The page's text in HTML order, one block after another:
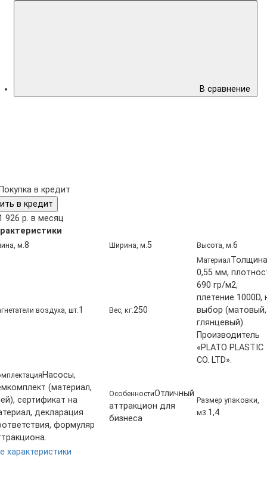
В сравнение
в кредит
в кредит
926 р. в месяц
м.8 Ширина, м.5 Высота, м.6
воздуха, шт.1 Вес, кг.250
Материал Толщина
0,55 мм,
690 гр/м2,
плетение 1000D,
выбор (матовый,
глянцевый).
Производитель
«PLATO PLASTIC
CO. LTD».
Насосы,
(материал,
сертификат на
декларация
формуляр
ОсобенностиОтличный
аттракцион для
бизнеса
Размер упаковки,
м3.1,4
характеристики